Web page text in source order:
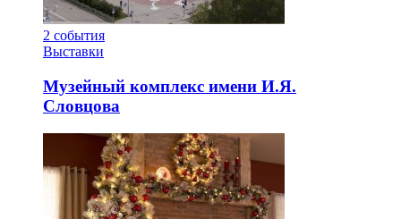
2 события
Выставки
Музейный комплекс имени И.Я.
Словцова